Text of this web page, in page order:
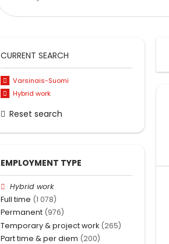
CURRENT SEARCH
Varsinais-Suomi
Hybrid work
Reset search
EMPLOYMENT TYPE
Hybrid work
Full time (1 078)
Permanent (976)
Temporary & project work (265)
Part time & per diem (200)